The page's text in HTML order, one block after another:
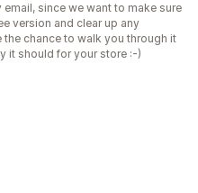
since we want to make sure
version and clear up any
chance to walk you through it
it should for your store :-)